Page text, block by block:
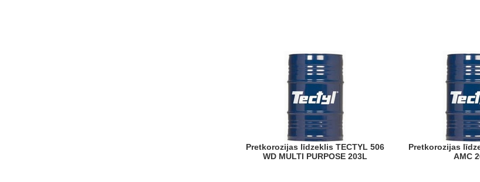
Pretkorozijas līdzeklis TECTYL 506
WD MULTI PURPOSE 203L
Pretkorozijas līdzeklisTectyl 558-
AMC